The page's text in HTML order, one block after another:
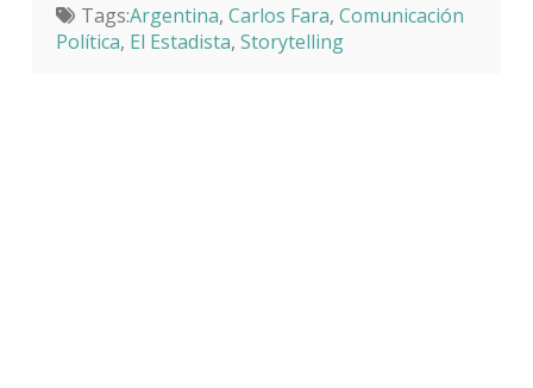
Tags:Argentina, Carlos Fara, Comunicación
Política, El Estadista, Storytelling